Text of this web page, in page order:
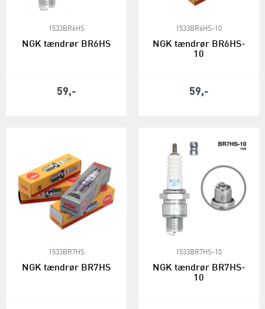
1533BR6HS
NGK tændrør BR6HS
59,-
1533BR6HS-10
NGK tændrør BR6HS-
10
59,-
1533BR7HS
NGK tændrør BR7HS
1533BR7HS-10
NGK tændrør BR7HS-
10